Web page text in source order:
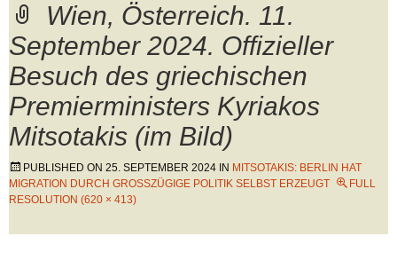
Wien, Österreich. 11.
September 2024. Offizieller
Besuch des griechischen
Premierministers Kyriakos
Mitsotakis (im Bild)
PUBLISHED ON 25. SEPTEMBER 2024 IN MITSOTAKIS: BERLIN HAT
MIGRATION DURCH GROSSZÜGIGE POLITIK SELBST ERZEUGT
FULL
RESOLUTION (620 × 413)